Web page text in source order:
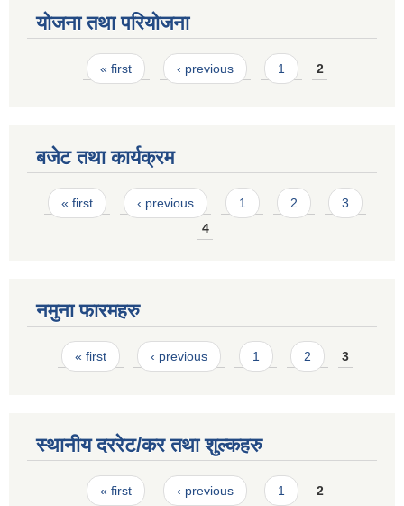
योजना तथा परियोजना
Pages« first ‹ previous 1 2
बजेट तथा कार्यक्रम
Pages
« first ‹ previous 1 2
3
4
नमुना फारमहरु
Pages
« first ‹ previous 1 2 3
स्थानीय दररेट/कर तथा शुल्कहरु
Pages« first ‹ previous 1 2